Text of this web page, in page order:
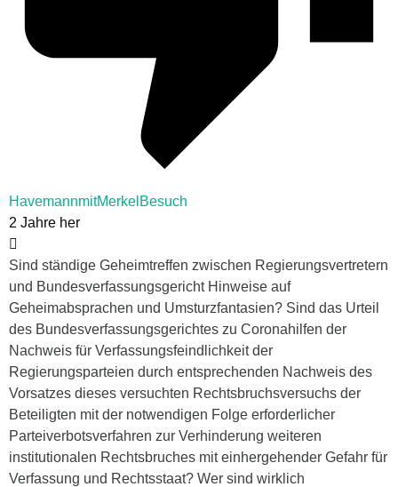
HavemannmitMerkelBesuch
2 Jahre her
Sind ständige Geheimtreffen zwischen Regierungsvertretern
und Bundesverfassungsgericht Hinweise auf
Geheimabsprachen und Umsturzfantasien? Sind das Urteil
des Bundesverfassungsgerichtes zu Coronahilfen der
Nachweis für Verfassungsfeindlichkeit der
Regierungsparteien durch entsprechenden Nachweis des
Vorsatzes dieses versuchten Rechtsbruchsversuchs der
Beteiligten mit der notwendigen Folge erforderlicher
Parteiverbotsverfahren zur Verhinderung weiteren
institutionalen Rechtsbruches mit einhergehender Gefahr für
Verfassung und Rechtsstaat? Wer sind wirklich